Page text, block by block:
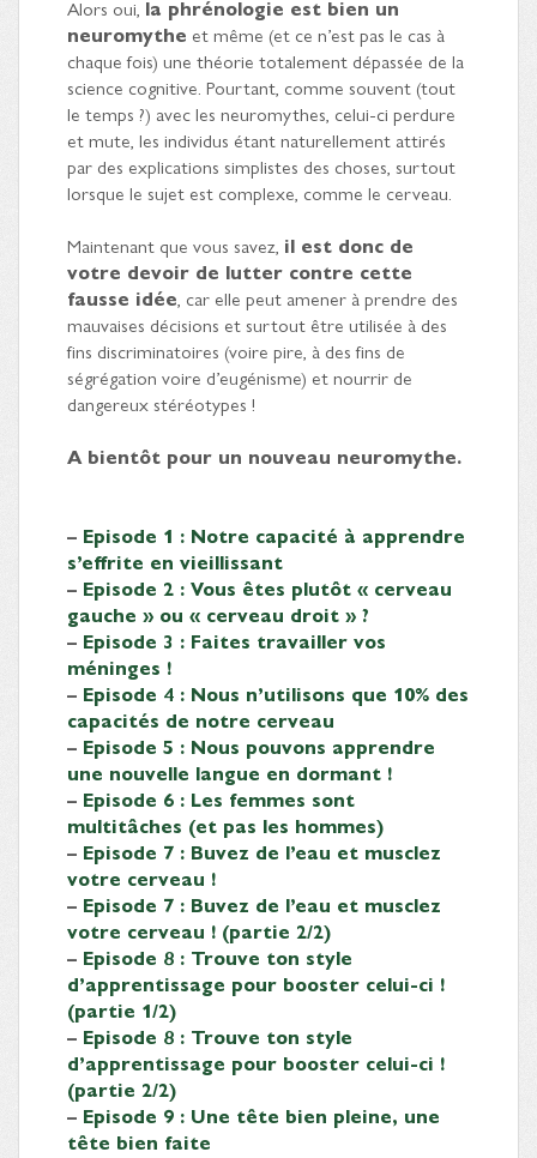
Alors oui, la phrénologie est bien un
neuromythe et même (et ce n’est pas le cas à
chaque fois) une théorie totalement dépassée de la
science cognitive. Pourtant, comme souvent (tout
le temps ?) avec les neuromythes, celui-ci perdure
et mute, les individus étant naturellement attirés
par des explications simplistes des choses, surtout
lorsque le sujet est complexe, comme le cerveau.
Maintenant que vous savez, il est donc de
votre devoir de lutter contre cette
fausse idée, car elle peut amener à prendre des
mauvaises décisions et surtout être utilisée à des
fins discriminatoires (voire pire, à des fins de
ségrégation voire d’eugénisme) et nourrir de
dangereux stéréotypes !
A bientôt pour un nouveau neuromythe.
– Episode 1 : Notre capacité à apprendre
s’effrite en vieillissant
– Episode 2 : Vous êtes plutôt « cerveau
gauche » ou « cerveau droit » ?
– Episode 3 : Faites travailler vos
méninges !
– Episode 4 : Nous n’utilisons que 10% des
capacités de notre cerveau
– Episode 5 : Nous pouvons apprendre
une nouvelle langue en dormant !
– Episode 6 : Les femmes sont
multitâches (et pas les hommes)
– Episode 7 : Buvez de l’eau et musclez
votre cerveau !
– Episode 7 : Buvez de l’eau et musclez
votre cerveau ! (partie 2/2)
– Episode 8 : Trouve ton style
d’apprentissage pour booster celui-ci !
(partie 1/2)
– Episode 8 : Trouve ton style
d’apprentissage pour booster celui-ci !
(partie 2/2)
– Episode 9 : Une tête bien pleine, une
tête bien faite